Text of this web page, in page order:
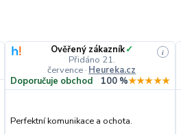
Ověřený zákazník✓
Přidáno 21.
července · Heureka.cz
i
Doporučuje obchod 100 %★★★★★
Perfektní komunikace a ochota.